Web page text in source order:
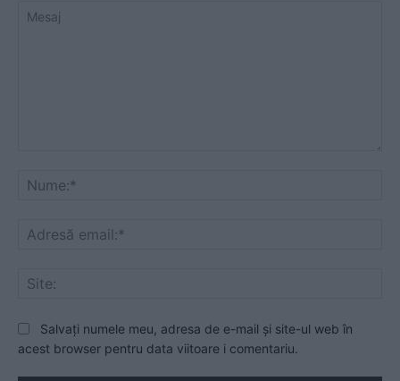
Salvați numele meu, adresa de e-mail și site-ul web în
acest browser pentru data viitoare i comentariu.